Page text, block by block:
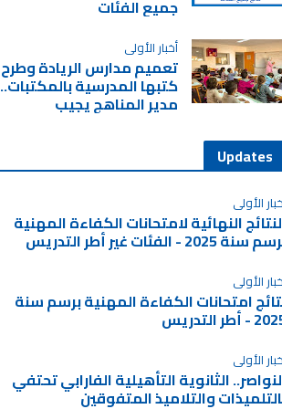
جميع الفئات
أخبار الأولى
تعميم مدارس الريادة وطرح
كتبها المدرسية بالمكتبات..
مدير المناهج يجيب
Updates
الأولى
النهائية لامتحانات الكفاءة المهنية
2025 - الفئات غير أطر التدريس
الأولى
امتحانات الكفاءة المهنية برسم سنة
أطر التدريس
الأولى
الثانوية التأهيلية الفارابي تحتفي
والتلاميذ المتفوقين